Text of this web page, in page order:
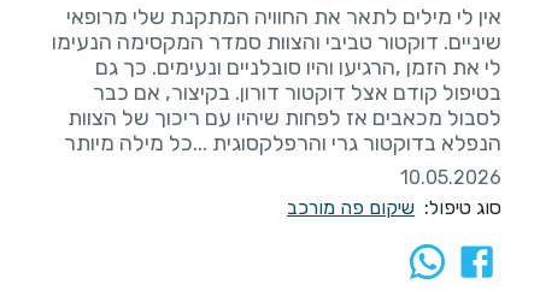
אין לי מילים לתאר את החוויה המתקנת שלי מרופאי
שיניים. דוקטור טביבי והצוות סמדר המקסימה הנעימו
לי את הזמן ,הרגיעו והיו סובלניים ונעימים. כך גם
בטיפול קודם אצל דוקטור דורון. בקיצור, אם כבר
לסבול מכאבים אז לפחות שיהיו עם ריכוך של הצוות
הנפלא בדוקטור גרי והרפלקסוגית ...כל מילה מיותר
10.05.2026
סוג טיפול: שיקום פה מורכב